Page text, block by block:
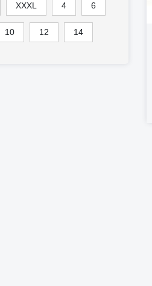
XXXL 4 6
10 12 14